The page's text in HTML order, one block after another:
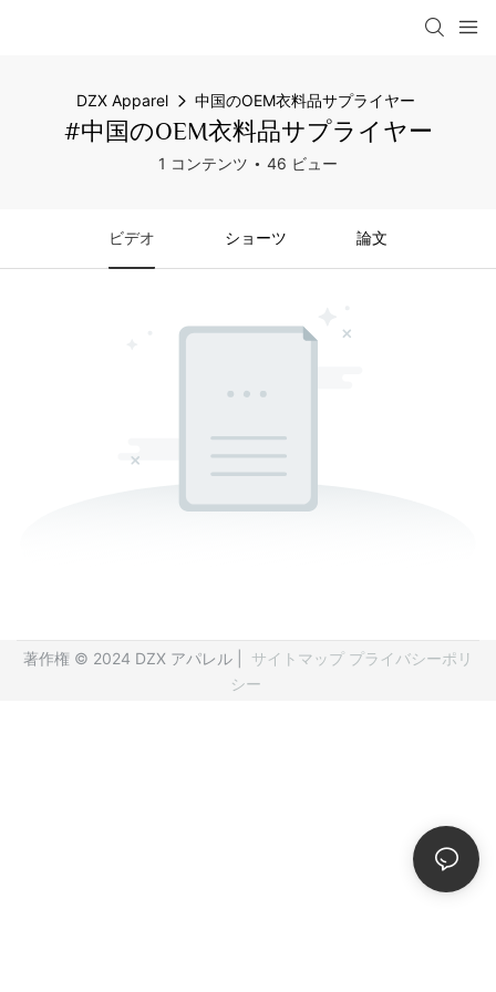
DZX Apparel 中国のOEM衣料品サプライヤー
#中国のOEM衣料品サプライヤー
1 コンテンツ 46 ビュー
ビデオ ショーツ 論文
著作権 © 2024 DZX アパレル | サイトマップ プライバシーポリ
シー